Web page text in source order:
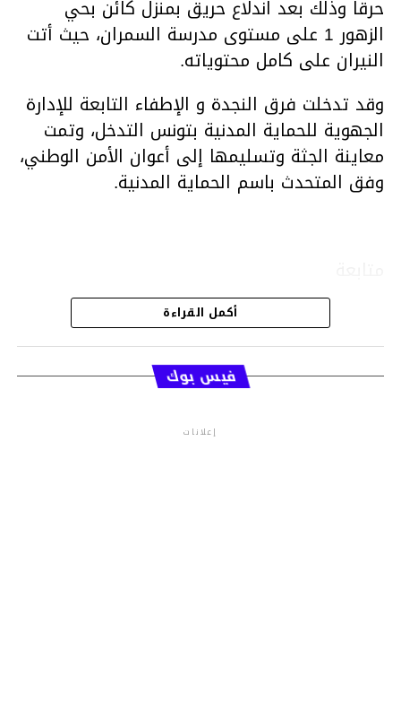
حرقا وذلك بعد اندلاع حريق بمنزل كائن بحي
الزهور 1 على مستوى مدرسة السمران، حيث أتت
النيران على كامل محتوياته.
وقد تدخلت فرق النجدة و الإطفاء التابعة للإدارة
الجهوية للحماية المدنية بتونس التدخل، وتمت
معاينة الجثة وتسليمها إلى أعوان الأمن الوطني،
وفق المتحدث باسم الحماية المدنية.
قسم الاخبار
أكمل القراءة
فيس بوك
إعلانات